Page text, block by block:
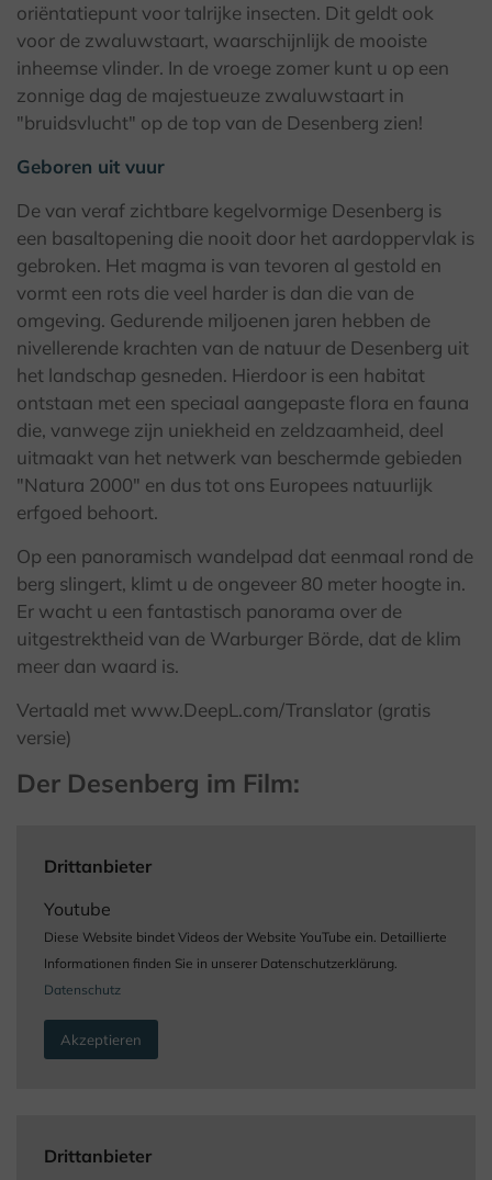
oriëntatiepunt voor talrijke insecten. Dit geldt ook
voor de zwaluwstaart, waarschijnlijk de mooiste
inheemse vlinder. In de vroege zomer kunt u op een
zonnige dag de majestueuze zwaluwstaart in
"bruidsvlucht" op de top van de Desenberg zien!
Geboren uit vuur
De van veraf zichtbare kegelvormige Desenberg is
een basaltopening die nooit door het aardoppervlak is
gebroken. Het magma is van tevoren al gestold en
vormt een rots die veel harder is dan die van de
omgeving. Gedurende miljoenen jaren hebben de
nivellerende krachten van de natuur de Desenberg uit
het landschap gesneden. Hierdoor is een habitat
ontstaan met een speciaal aangepaste flora en fauna
die, vanwege zijn uniekheid en zeldzaamheid, deel
uitmaakt van het netwerk van beschermde gebieden
"Natura 2000" en dus tot ons Europees natuurlijk
erfgoed behoort.
Op een panoramisch wandelpad dat eenmaal rond de
berg slingert, klimt u de ongeveer 80 meter hoogte in.
Er wacht u een fantastisch panorama over de
uitgestrektheid van de Warburger Börde, dat de klim
meer dan waard is.
Vertaald met www.DeepL.com/Translator (gratis
versie)
Der Desenberg im Film:
Drittanbieter
Youtube
Diese Website bindet Videos der Website YouTube ein. Detaillierte
Informationen finden Sie in unserer Datenschutzerklärung.
Datenschutz
Akzeptieren
Drittanbieter